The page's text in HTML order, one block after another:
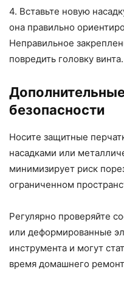
4. Вставьте новую
она правильно
Неправильное
повредить головку винта.
безопасности
Носите защитные
насадками или
минимизирует риск
ограниченном
Регулярно проверяйте
или деформированные
инструмента и могут
время домашнего